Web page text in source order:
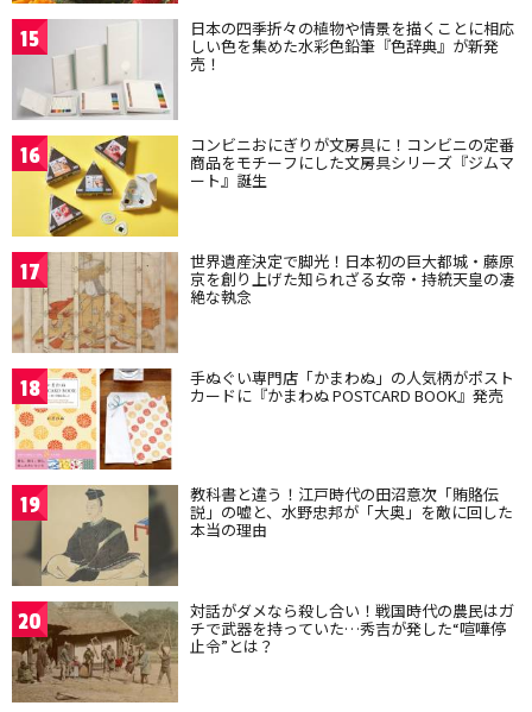
15 日本の四季折々の植物や情景を描くことに相応
しい色を集めた水彩色鉛筆『色辞典』が新発
売！
16 コンビニおにぎりが文房具に！コンビニの定番
商品をモチーフにした文房具シリーズ『ジムマ
ート』誕生
17 世界遺産決定で脚光！日本初の巨大都城・藤原
京を創り上げた知られざる女帝・持統天皇の凄
絶な執念
18 手ぬぐい専門店「かまわぬ」の人気柄がポスト
カードに『かまわぬ POSTCARD BOOK』発売
19 教科書と違う！江戸時代の田沼意次「賄賂伝
説」の嘘と、水野忠邦が「大奥」を敵に回した
本当の理由
20 対話がダメなら殺し合い！戦国時代の農民はガ
チで武器を持っていた…秀吉が発した“喧嘩停
止令”とは？